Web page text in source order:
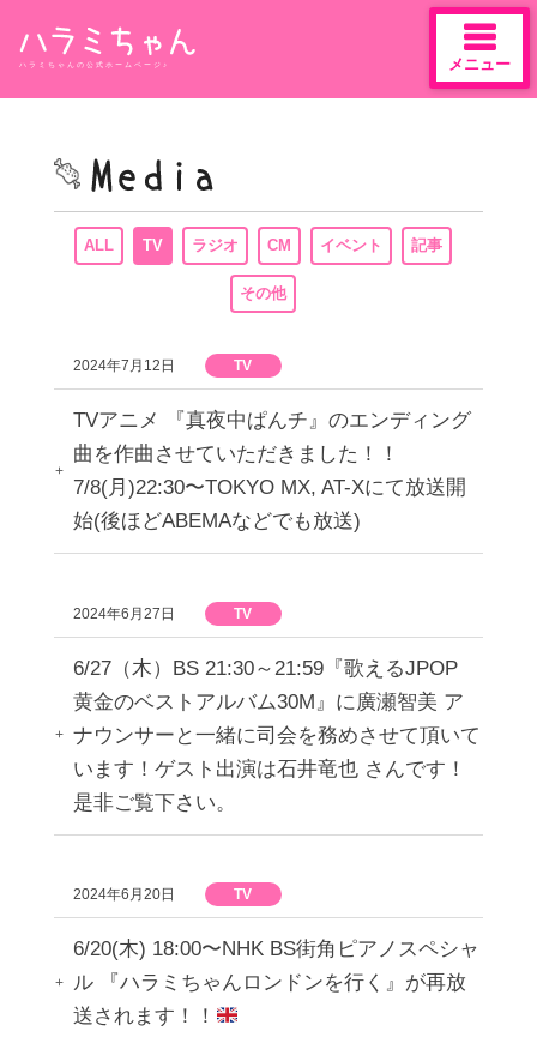
content
ハラミちゃんの公式ホームページ♪ メニュー
ALL TV ラジオ CM イベント 記事
その他
2024年7月12日 TV
TVアニメ 『真夜中ぱんチ』のエンディング
曲を作曲させていただきました！！
7/8(月)22:30〜TOKYO MX, AT-Xにて放送開
始(後ほどABEMAなどでも放送)
2024年6月27日 TV
6/27（木）BS 21:30～21:59『歌えるJPOP
黄金のベストアルバム30M』に廣瀬智美 ア
ナウンサーと一緒に司会を務めさせて頂いて
います！ゲスト出演は石井竜也 さんです！
是非ご覧下さい。
2024年6月20日 TV
6/20(木) 18:00〜NHK BS街角ピアノスペシャ
ル 『ハラミちゃんロンドンを行く』が再放
送されます！！